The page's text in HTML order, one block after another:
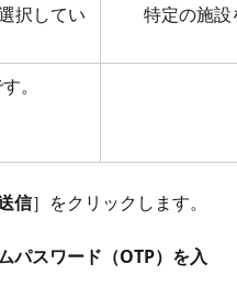
択してい
特定の施
。
信］をクリックします。
パスワード（OTP）を入